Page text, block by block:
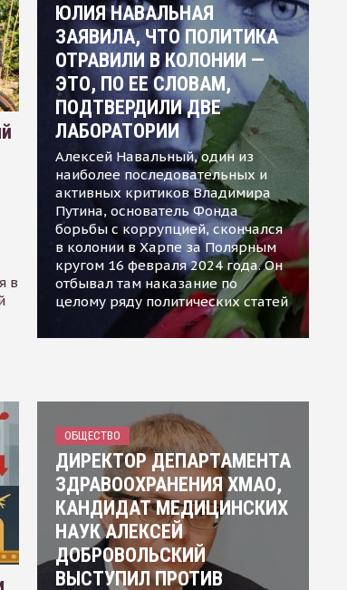
в
ЮЛИЯ НАВАЛЬНАЯ
ЗАЯВИЛА, ЧТО ПОЛИТИКА
ОТРАВИЛИ В КОЛОНИИ —
ЭТО, ПО ЕЕ СЛОВАМ,
ПОДТВЕРДИЛИ ДВЕ
ЛАБОРАТОРИИ
Алексей Навальный, один из
наиболее последовательных и
активных критиков Владимира
Путина, основатель Фонда
борьбы с коррупцией, скончался
в колонии в Харпе за Полярным
кругом 16 февраля 2024 года. Он
отбывал там наказание по
целому ряду политических статей
ОБЩЕСТВО
ДИРЕКТОР ДЕПАРТАМЕНТА
ЗДРАВООХРАНЕНИЯ ХМАО,
КАНДИДАТ МЕДИЦИНСКИХ
НАУК АЛЕКСЕЙ
ДОБРОВОЛЬСКИЙ
ВЫСТУПИЛ ПРОТИВ